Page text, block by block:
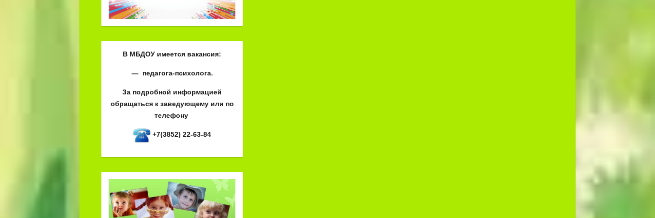
В МБДОУ имеется вакансия:
— педагога-психолога.
За подробной информацией
обращаться к заведующему или по
телефону
+7(3852) 22-63-84